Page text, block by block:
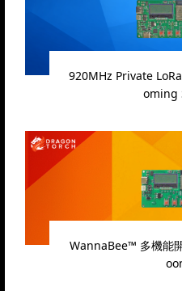
920MHz Private
oming
WannaBee™ 多機能